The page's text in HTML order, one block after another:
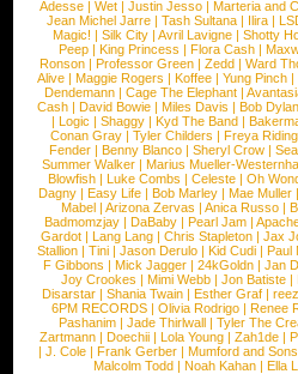
Adesse |Wet |Justin Jesso |Marteria and
Jean Michel Jarre |Tash Sultana | Ilira |
Magic! | Silk City | Avril Lavigne | Shotty
Peep |King Princess |Flora Cash |
Ronson |Professor Green |Zedd |Ward
Alive |Maggie Rogers |Koffee |Yung Pinch |
Dendemann |Cage The Elephant |
Cash | David Bowie | Miles Davis | Bob Dylan
|Logic |Shaggy |Kyd The Band |
Conan Gray |Tyler Childers |Freya
Fender |Benny Blanco |Sheryl Crow |
Summer Walker |Marius Mueller-
Blowfish | Luke Combs | Celeste | Oh
Dagny |Easy Life |Bob Marley |Mae Muller
Mabel |Arizona Zervas |Anica Russo |
Badmomzjay |DaBaby |Pearl Jam |
Gardot | Lang Lang | Chris Stapleton | Jax
Stallion |Tini |Jason Derulo |Kid Cudi |Paul
F Gibbons | Mick Jagger | 24kGoldn | Jan
Joy Crookes | Mimi Webb | Jon Batiste |
Disarstar | Shania Twain | Esther Graf |
6PM RECORDS | Olivia Rodrigo | Renee
Pashanim |Jade Thirlwall |Tyler The
Zartmann | Doechii | Lola Young | Zah1de |
| J. Cole | Frank Gerber | Mumford and Sons
Malcolm Todd | Noah Kahan | Ella